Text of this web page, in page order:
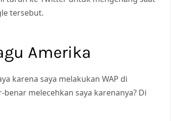
tersebut.
Amerika
karena saya melakukan WAP di
melecehkan saya karenanya? Di